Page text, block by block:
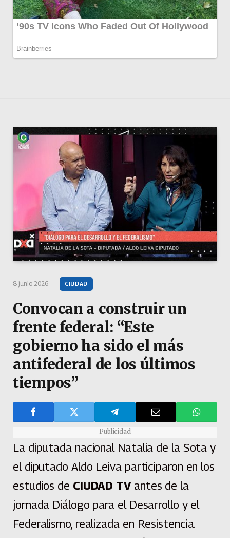
8 junio 2026 CIUDAD
Convocan a construir un
frente federal: “Este
gobierno ha sido el más
antifederal de los últimos
tiempos”
Publicidad
La diputada nacional Natalia de la Sota y
el diputado Aldo Leiva participaron en los
estudios de CIUDAD TVantes de la
jornada Diálogo para el Desarrollo y el
Federalismo, realizada en Resistencia.